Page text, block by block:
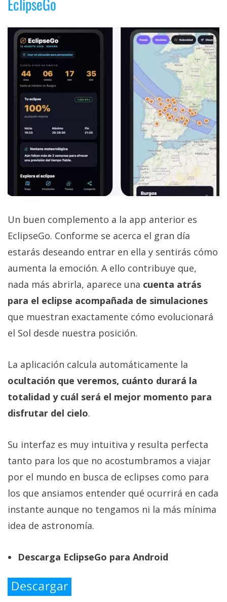
EclipseGo
Un buen complemento a la app anterior es
EclipseGo. Conforme se acerca el gran día
estarás deseando entrar en ella y sentirás cómo
aumenta la emoción. A ello contribuye que,
nada más abrirla, aparece una cuenta atrás
para el eclipse acompañada de simulaciones
que muestran exactamente cómo evolucionará
el Sol desde nuestra posición.
La aplicación calcula automáticamente la
ocultación que veremos, cuánto durará la
totalidad y cuál será el mejor momento para
disfrutar del cielo.
Su interfaz es muy intuitiva y resulta perfecta
tanto para los que no acostumbramos a viajar
por el mundo en busca de eclipses como para
los que ansiamos entender qué ocurrirá en cada
instante aunque no tengamos ni la más mínima
idea de astronomía.
Descarga EclipseGo para Android